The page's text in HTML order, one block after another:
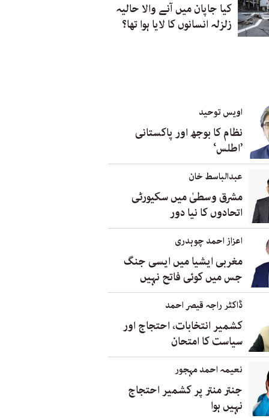
کیا جاپان میں آنے والا حالیہ
زلزلہ انسانوں کا لایا ہوا تھا؟
اویس توحید
نظام کا بوجھ اور پاکستانی
’اطلس‘
عبدالباسط خان
مشرق وسطیٰ میں سکیورٹی
اتحادوں کا نیا دور
اعزاز احمد چوہدری
مغربی ایشیا میں ایسی جنگ
جس میں کوئی فاتح نہیں
ڈاکٹر راجہ قیصر احمد
کشمیر انتخابات، احتجاج اور
سیاست کا امتحان
نعیمہ احمد مہجور
جنتر منتر پر کشمیر احتجاج
نہیں ہوا